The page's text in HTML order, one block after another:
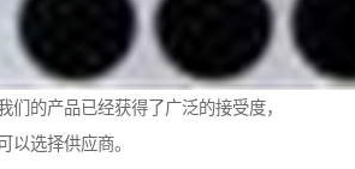
们的产品已经获得了广泛的接受度，
以选择供应商。